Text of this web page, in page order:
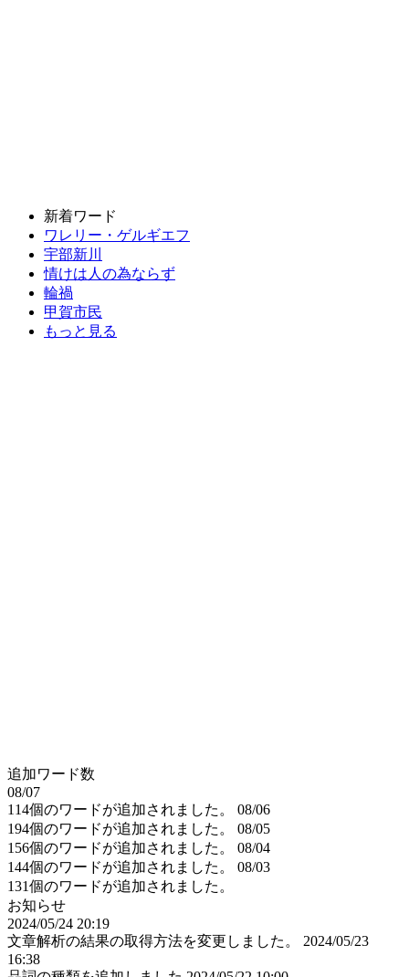
新着ワード
ワレリー・ゲルギエフ
宇部新川
情けは人の為ならず
輪禍
甲賀市民
もっと見る
追加ワード数
08/07
114個のワードが追加されました。
08/06
194個のワードが追加されました。
08/05
156個のワードが追加されました。
08/04
144個のワードが追加されました。
08/03
131個のワードが追加されました。
お知らせ
2024/05/24 20:19
文章解析の結果の取得方法を変更しました。
2024/05/23
16:38